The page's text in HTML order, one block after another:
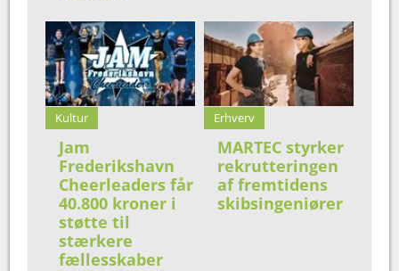
Kultur
Jam
Frederikshavn
Cheerleaders får
40.800 kroner i
støtte til
stærkere
fællesskaber
Erhverv
MARTEC styrker
rekrutteringen
af fremtidens
skibsingeniører